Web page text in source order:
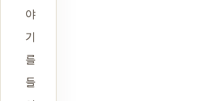
야
기
를
들